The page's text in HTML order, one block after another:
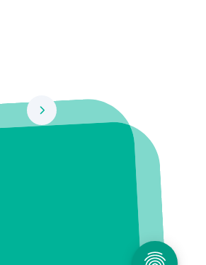
Dissolvi Macchie Natura e